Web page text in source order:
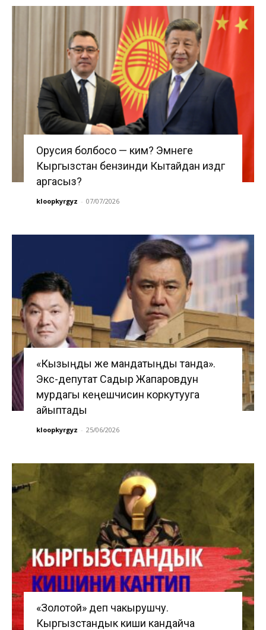
Орусия болбосо — ким? Эмнеге
Кыргызстан бензинди Кытайдан издөөгө
аргасыз?
kloopkyrgyz - 07/07/2026
«Кызыңды же мандатыңды танда».
Экс-депутат Садыр Жапаровдун
мурдагы кеңешчисин коркутууга
айыптады
kloopkyrgyz - 25/06/2026
«Золотой» деп чакырушчу.
Кыргызстандык киши кандайча